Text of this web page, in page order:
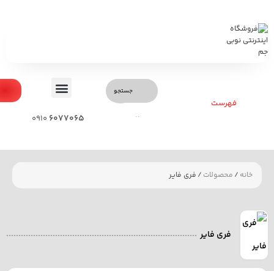
فهرست
6077065
0910
/محصولات/ فری فایر
فری فایر